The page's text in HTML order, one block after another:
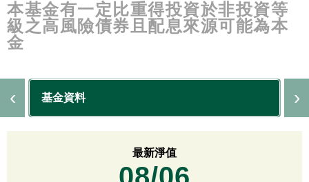
本基金有一定比重得投資於非投資等
級之高風險債券且配息來源可能為本
金
基金資料
最新淨值